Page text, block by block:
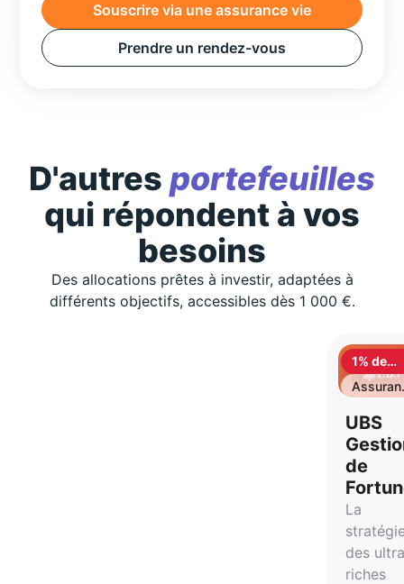
Souscrire via une assurance vie
Prendre un rendez-vous
D'autres portefeuilles
qui répondent à vos
besoins
Des allocations prêtes à investir, adaptées à
différents objectifs, accessibles dès 1 000 €.
1% de
UBS
de
La
des
riches